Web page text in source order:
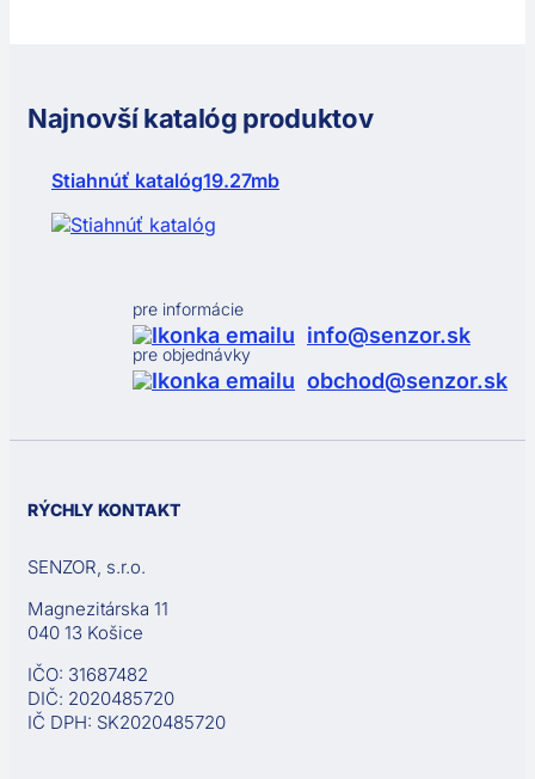
Najnovší katalóg produktov
Stiahnúť katalóg19.27mb
pre informácie
info@senzor.sk
pre objednávky
obchod@senzor.sk
RÝCHLY KONTAKT
SENZOR, s.r.o.
Magnezitárska 11
040 13 Košice
IČO: 31687482
DIČ: 2020485720
IČ DPH: SK2020485720